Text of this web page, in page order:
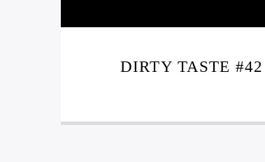
DIRTY TASTE #42